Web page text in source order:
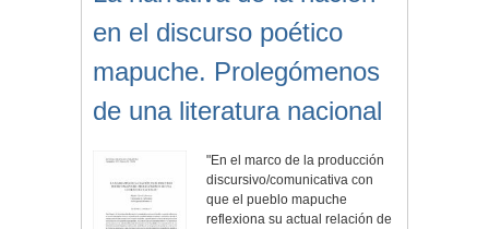
en el discurso poético
mapuche. Prolegómenos
de una literatura nacional
"En el marco de la producción
discursivo/comunicativa con
que el pueblo mapuche
reflexiona su actual relación de